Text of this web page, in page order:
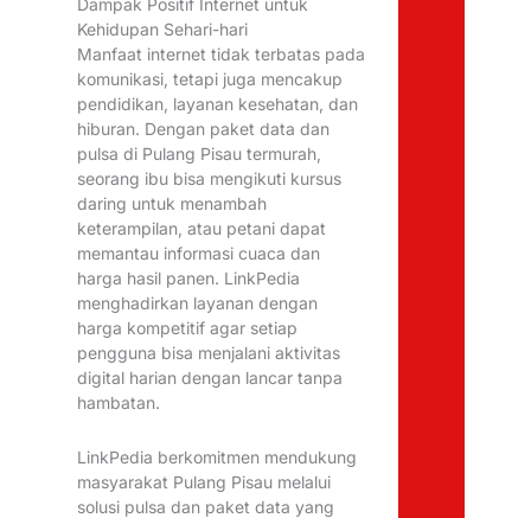
Dampak Positif Internet untuk
Kehidupan Sehari-hari
Manfaat internet tidak terbatas pada
komunikasi, tetapi juga mencakup
pendidikan, layanan kesehatan, dan
hiburan. Dengan paket data dan
pulsa di Pulang Pisau termurah,
seorang ibu bisa mengikuti kursus
daring untuk menambah
keterampilan, atau petani dapat
memantau informasi cuaca dan
harga hasil panen. LinkPedia
menghadirkan layanan dengan
harga kompetitif agar setiap
pengguna bisa menjalani aktivitas
digital harian dengan lancar tanpa
hambatan.
LinkPedia berkomitmen mendukung
masyarakat Pulang Pisau melalui
solusi pulsa dan paket data yang